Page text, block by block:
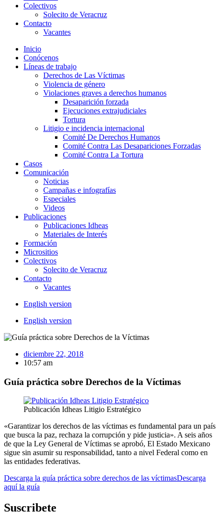
Colectivos
Solecito de Veracruz
Contacto
Vacantes
Inicio
Conócenos
Líneas de trabajo
Derechos de Las Víctimas
Violencia de género
Violaciones graves a derechos humanos
Desaparición forzada​
Ejecuciones extrajudiciales
Tortura
Litigio e incidencia internacional
Comité De Derechos Humanos​
Comité Contra Las Desapariciones Forzadas
Comité Contra La Tortura​
Casos
Comunicación
Noticias
Campañas e infografías
Especiales
Videos
Publicaciones
Publicaciones Idheas
Materiales de Interés
Formación
Micrositios
Colectivos
Solecito de Veracruz
Contacto
Vacantes
English version
English version
diciembre 22, 2018
10:57 am
Guía práctica sobre Derechos de la Víctimas
Publicación Idheas Litigio Estratégico
«Garantizar los derechos de las víctimas es fundamental para un país
que busca la paz, rechaza la corrupción y pide justicia». A seis años
de que la Ley General de Víctimas se aprobó, El Estado Mexicano
sigue sin asumir su responsabilidad, tanto a nivel Federal como en
las entidades federativas.
Descarga la guía práctica sobre derechos de las víctimasDescarga
aquí la guía
Suscribete